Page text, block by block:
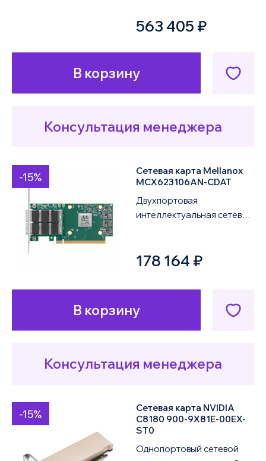
высокопроизводительный
563 405 ₽
В корзину
Консультация менеджера
-15%
Сетевая карта Mellanox
MCX623106AN-CDAT
Двухпортовая
интеллектуальная сетевая
CDAT представляет собой
178 164 ₽
В корзину
Консультация менеджера
-15%
Сетевая карта NVIDIA
C8180 900-9X81E-00EX-
ST0
Однопортовый сетевой